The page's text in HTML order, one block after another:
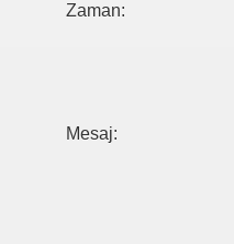
Zaman:
Mesaj: